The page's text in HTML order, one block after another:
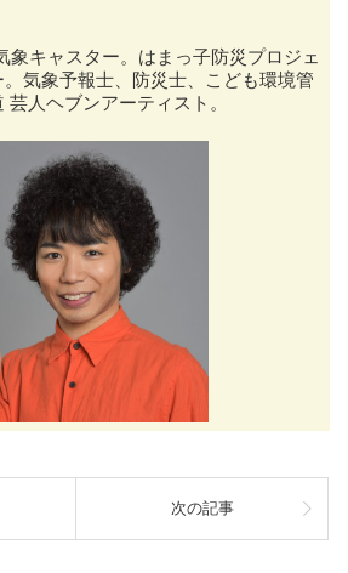
象キャスター。はまっ子防災プロジェ
気象予報士、防災士、こども環境管
人ヘブンアーティスト。
次の記事